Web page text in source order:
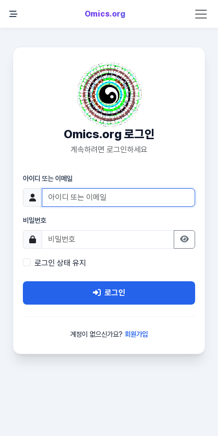
Omics.org
Omics.org 로그인
계속하려면 로그인하세요
아이디 또는 이메일
비밀번호
로그인 상태 유지
로그인
계정이 없으신가요? 회원가입